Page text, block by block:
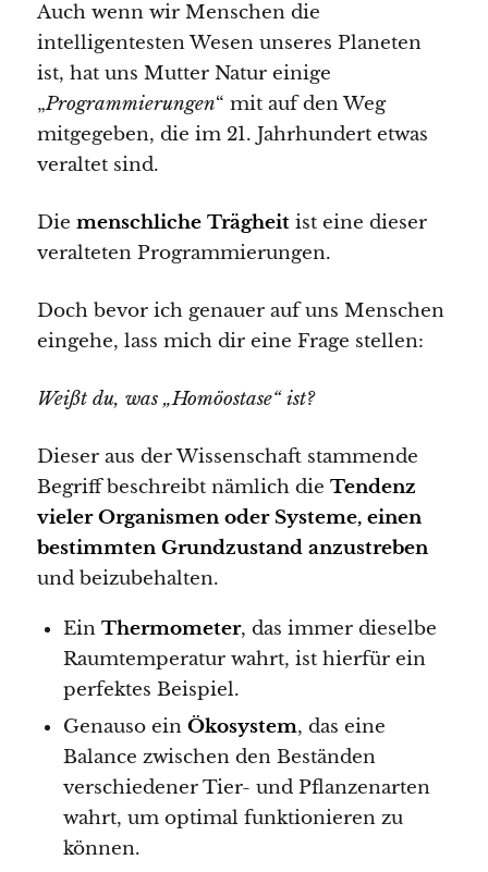
Auch wenn wir Menschen die
intelligentesten Wesen unseres Planeten
ist, hat uns Mutter Natur einige
„Programmierungen“ mit auf den Weg
mitgegeben, die im 21. Jahrhundert etwas
veraltet sind.
Die menschliche Trägheitist eine dieser
veralteten Programmierungen.
Doch bevor ich genauer auf uns Menschen
eingehe, lass mich dir eine Frage stellen:
Weißt du, was „Homöostase“ ist?
Dieser aus der Wissenschaft stammende
Begriff beschreibt nämlich die Tendenz
vieler Organismen oder Systeme, einen
bestimmten Grundzustand anzustreben
und beizubehalten.
Ein Thermometer, das immer dieselbe
Raumtemperatur wahrt, ist hierfür ein
perfektes Beispiel.
Genauso ein Ökosystem, das eine
Balance zwischen den Beständen
verschiedener Tier- und Pflanzenarten
wahrt, um optimal funktionieren zu
können.